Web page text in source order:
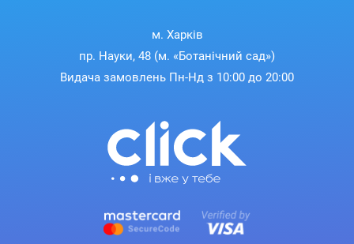
м. Харків
пр. Науки, 48 (м. «Ботанічний сад»)
Видача замовлень Пн-Нд з 10:00 до 20:00